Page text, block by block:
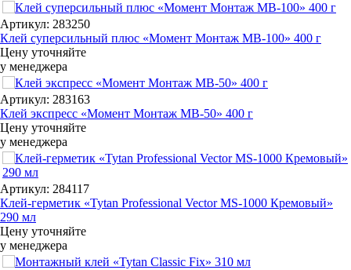
Артикул: 283250
Клей суперсильный плюс «Момент Монтаж МВ-100» 400 г
Цену уточняйте
у менеджера
Артикул: 283163
Клей экспресс «Момент Монтаж МВ-50» 400 г
Цену уточняйте
у менеджера
Артикул: 284117
Клей-герметик «Tytan Professional Vector MS-1000 Кремовый»
290 мл
Цену уточняйте
у менеджера